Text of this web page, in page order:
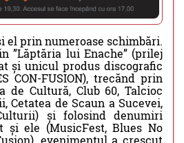
el prin numeroase schimbări.
”Lăptăria lui Enache” (prilej
și unicul produs discografic
CON-FUSION), trecănd prin
de Cultură, Club 60, Talcioc
Cetatea de Scaun a Sucevei,
și folosind denumiri
și ele (MusicFest, Blues No
evenimentul a crescut